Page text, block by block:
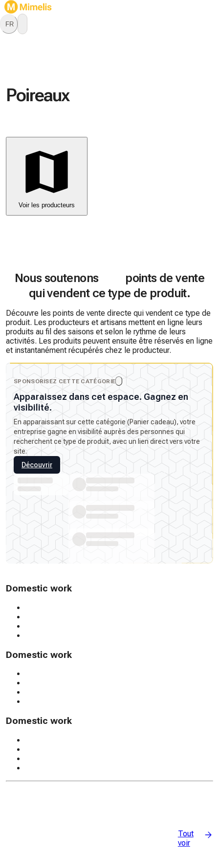
FR
Poireaux
Voir les producteurs
Nous soutenons
points de vente
qui vendent ce type de produit.
Découvre les points de vente directe qui vendent ce type de
produit. Les producteurs et artisans mettent en ligne leurs
produits au fil des saisons et selon le rythme de leurs
activités. Les produits peuvent ensuite être réservés en ligne
et instantanément récupérés chez le producteur.
SPONSORISEZ CETTE CATÉGORIE
Apparaissez dans cet espace. Gagnez en
visibilité.
En apparaissant sur cette catégorie (Panier cadeau), votre
entreprise gagne en visibilité auprès des personnes qui
recherchent ce type de produit, avec un lien direct vers votre
site.
Découvrir
Domestic work
Domestic work
Domestic work
Tout
voir